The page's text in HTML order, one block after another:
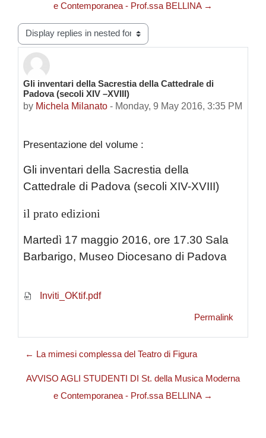
e Contemporanea - Prof.ssa BELLINA →
Display mode
Gli inventari della Sacrestia della Cattedrale di
Padova (secoli XIV –XVIII)
by Michela Milanato - Monday, 9 May 2016, 3:35 PM
Number of replies: 0
Presentazione del volume :
Gli inventari della Sacrestia della
Cattedrale di Padova (secoli XIV-XVIII)
il prato edizioni
Martedì 17 maggio 2016, ore 17.30 Sala
Barbarigo, Museo Diocesano di Padova
Inviti_OKtif.pdf
Permalink
← La mimesi complessa del Teatro di Figura
AVVISO AGLI STUDENTI DI St. della Musica Moderna
e Contemporanea - Prof.ssa BELLINA →